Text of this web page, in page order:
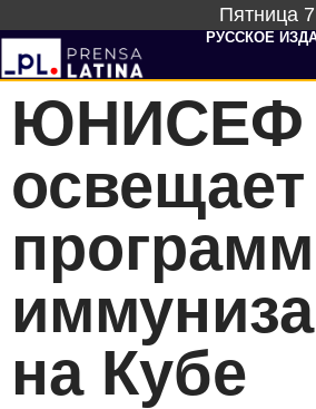
Пятница
РУССКОЕ
ЮНИСЕФ
освещает
на Кубе